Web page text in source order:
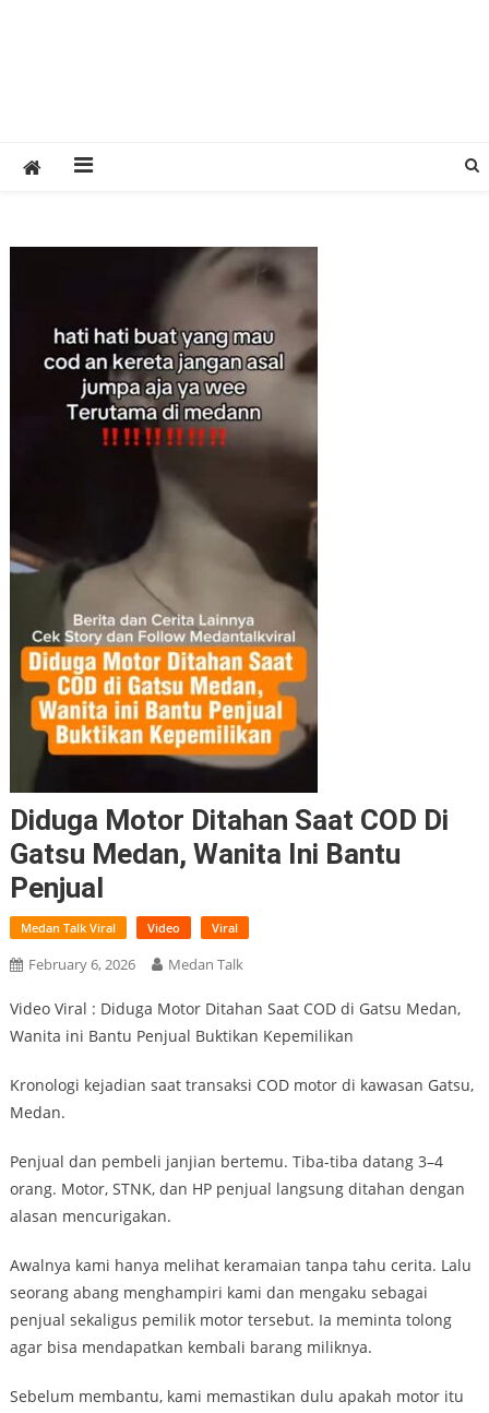
Diduga Motor Ditahan Saat COD Di
Gatsu Medan, Wanita Ini Bantu
Penjual
Medan Talk Viral Video Viral
February 6, 2026 Medan Talk
Video Viral : Diduga Motor Ditahan Saat COD di Gatsu Medan,
Wanita ini Bantu Penjual Buktikan Kepemilikan
Kronologi kejadian saat transaksi COD motor di kawasan Gatsu,
Medan.
Penjual dan pembeli janjian bertemu. Tiba-tiba datang 3–4
orang. Motor, STNK, dan HP penjual langsung ditahan dengan
alasan mencurigakan.
Awalnya kami hanya melihat keramaian tanpa tahu cerita. Lalu
seorang abang menghampiri kami dan mengaku sebagai
penjual sekaligus pemilik motor tersebut. Ia meminta tolong
agar bisa mendapatkan kembali barang miliknya.
Sebelum membantu, kami memastikan dulu apakah motor itu